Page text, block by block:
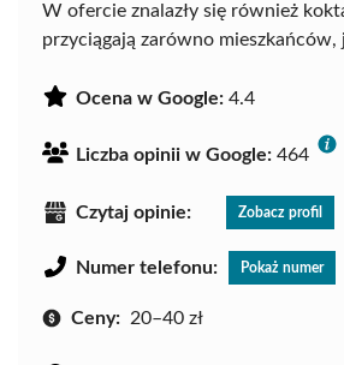
W ofercie znalazły się również
przyciągają zarówno
Ocena w Google: 4.4
Liczba opinii w Google: 464
Czytaj opinie: Zobacz profil
Numer telefonu: Pokaż numer
Ceny: 20–40 zł